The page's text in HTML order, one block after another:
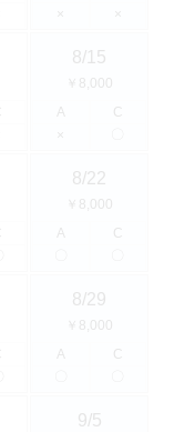
×
×
8/15
￥8,000
A
×
C
8/22
￥8,000
A
C
8/29
￥8,000
A
C
9/5